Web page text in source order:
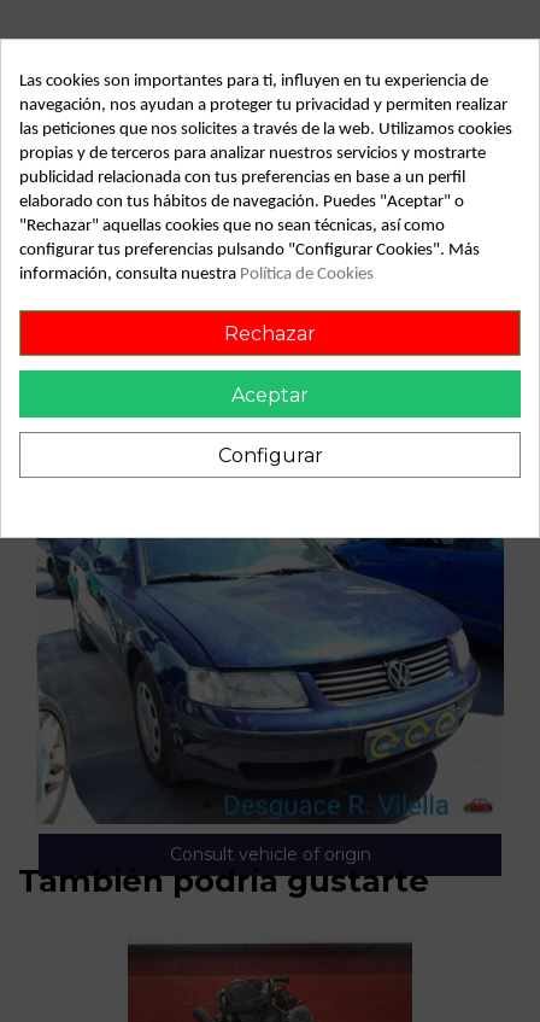
Descripción
Recambio de anillo airbag para volkswagen passat berlina
(3b2) comfortline | 05.98 - 12.00 comfortline | 05.98 - 12.00
referencia OEM IAM 1J0959653B
Consult vehicle of origin
También podría gustarte
Las cookies son importantes para ti, influyen en tu experiencia de
navegación, nos ayudan a proteger tu privacidad y permiten realizar
las peticiones que nos solicites a través de la web. Utilizamos cookies
propias y de terceros para analizar nuestros servicios y mostrarte
publicidad relacionada con tus preferencias en base a un perfil
elaborado con tus hábitos de navegación. Puedes "Aceptar" o
"Rechazar" aquellas cookies que no sean técnicas, así como
configurar tus preferencias pulsando "Configurar Cookies". Más
información, consulta nuestra Política de Cookies
Rechazar
Aceptar
Configurar